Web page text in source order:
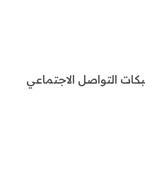
التواصل الاجتماعي